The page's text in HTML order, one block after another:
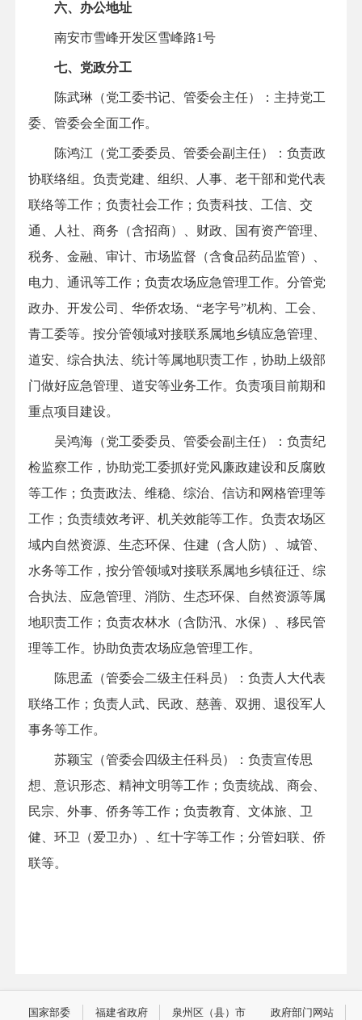
六、办公地址
南安市雪峰开发区雪峰路1号
七、党政分工
陈武琳（党工委书记、管委会主任）：主持党工
委、管委会全面工作。
陈鸿江 （党工委委员、管委会副主任）：负责政
协联络组 。 负责党建、组织、 人事、 老干部和党代表
联络等工作； 负责社会工作； 负责科技、工信、 交
通、人社、 商务（含招商 ） 、财政、
国有资产管理、
税务、金融、审计、 市场监督（含食品药品监管）
、
电力、通讯等工作 ； 负责农场应急管理工作。 分管党
政办、 开发公司 、华侨农场、 “老字号”机构、 工会、
青工委等。 按分管领域对接联系属地乡镇应急管理、
道安、综合执法、 统计等属地职责工作，协助上级部
门做好应急管理、道安等业务工作。 负责项目前期和
重点项目建设。
吴鸿海 （党工委委员、管委会副主任） ： 负责纪
检监察工作，协助党工委抓好党风廉政建设和反腐败
等工作 ； 负责政法、维稳、 综治、信访和 网格管理等
工作； 负责绩效考评、机关效能等工作。 负责农场区
域内自然资源、 生态环保、住建 （含人防）、城管、
水务等工作 ， 按分管领域对接联系属地乡镇征迁、 综
合执法、应急管理、消防、生态环保、自然资源等属
地职责工作 ；负责农林水 （含防汛、 水保）
、移民管
理等工作。 协助负责农场应急管理工作。
陈思孟 （管委会二级主任科员）： 负责人大代表
联络工作；负责人武、 民政、 慈善、 双拥、退役军人
事务等工作。
苏颖宝（管委会四级主任科员）： 负责宣传思
想、意识形态、精神文明等工作 ； 负责统战、 商会、
民宗、外事、侨务等工作 ； 负责教育、文体旅、卫
健、 环卫 （爱卫办）、红十字等工作；分管妇联、 侨
联等。
国家部委 福建省政府 泉州区（县）市 政府部门网站